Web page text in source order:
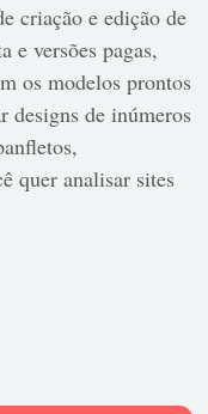
criação e edição de
e versões pagas,
os modelos prontos
designs de inúmeros
quer analisar sites